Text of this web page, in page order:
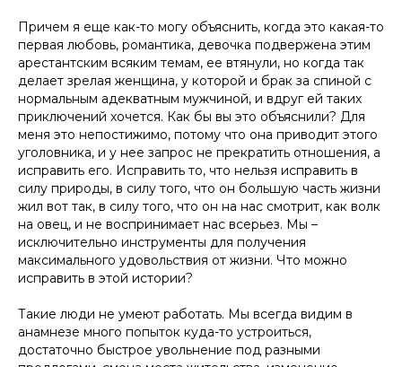
Причем я еще как-то могу объяснить, когда это какая-то
первая любовь, романтика, девочка подвержена этим
арестантским всяким темам, ее втянули, но когда так
делает зрелая женщина, у которой и брак за спиной с
нормальным адекватным мужчиной, и вдруг ей таких
приключений хочется. Как бы вы это объяснили? Для
меня это непостижимо, потому что она приводит этого
уголовника, и у нее запрос не прекратить отношения, а
исправить его. Исправить то, что нельзя исправить в
силу природы, в силу того, что он большую часть жизни
жил вот так, в силу того, что он на нас смотрит, как волк
на овец, и не воспринимает нас всерьез. Мы –
исключительно инструменты для получения
максимального удовольствия от жизни. Что можно
исправить в этой истории?
Такие люди не умеют работать. Мы всегда видим в
анамнезе много попыток куда-то устроиться,
достаточно быстрое увольнение под разными